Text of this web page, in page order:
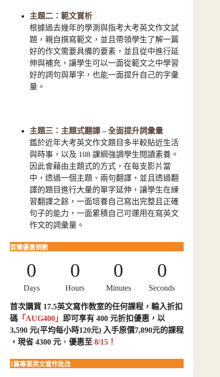
主題二：範文賞析
根據過去幾年的學測與指考大考英文作文試
題，親自撰寫範文，並且帶領學生了解一篇
好的作文需要具備的要素，並且從中進行延
伸與補充，讓學生可以一面從範文之中學習
好的詞句與單字，也能一面提升自己的字彙
量。
主題三：主題式翻譯 – 全面提升詞彙量
鑑於近年大考英文作文題目多半較貼近生活
與時事，以及 108 課綱強調學生閱讀素養。
因此會藉由主題式的方式，在每支影片當
中，透過一個主題、兩句翻譯，並且透過翻
譯的題目進行大量的單字延伸，讓學生在練
習翻譯之餘，一面培養自己寫出完整且正確
句子的能力，一面累積自己可運用在寫英文
作文的詞彙量。
首購優惠倒數
0
Days
0
Hours
0
Minutes
0
Seconds
首次購買 17.5英文寫作教室的任何課程，輸入折扣
碼 「AUG400」 即可享有 400 元折扣優惠， 以
3,590 元(平均每小時120元) 入手原價7,890元的課程
，現省 4300 元 ， 優惠至 8/15！
3篇專業英文寫作批改